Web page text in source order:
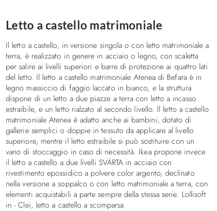
Letto a castello matrimoniale
Il letto a castello, in versione singola o con letto matrimoniale a
terra, è realizzato in genere in acciaio o legno, con scaletta
per salire ai livelli superiori e barre di protezione ai quattro lati
del letto. Il letto a castello matrimoniale Atenea di Befara è in
legno massiccio di faggio laccato in bianco, e la struttura
dispone di un letto a due piazze a terra con letto a incasso
estraibile, e un letto rialzato al secondo livello. Il letto a castello
matrimoniale Atenea è adatto anche ai bambini, dotato di
gallerie semplici o doppie in tessuto da applicare al livello
superiore, mentre il letto estraibile si può sostituire con un
vano di stoccaggio in caso di necessità. Ikea propone invece
il letto a castello a due livelli SVÄRTA in acciaio con
rivestimento epossidico a polvere color argento, declinato
nella versione a soppalco o con letto matrimoniale a terra, con
elementi acquistabili a parte sempre della stessa serie. Lollisoft
in - Clei, letto a castello a scomparsa